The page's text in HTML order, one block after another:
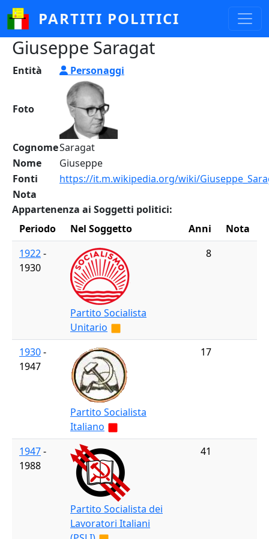
Salta al contenuto principale
PARTITI POLITICI
Giuseppe Saragat
Entità Personaggi
Foto
CognomeSaragat
Nome
Giuseppe
Fonti
https://it.m.wikipedia.org/wiki/
Nota
Appartenenza ai Soggetti politici:
Periodo
Nel Soggetto Anni
Nota
1922-
1930
Partito Socialista
Unitario
8
1930-
1947
Partito Socialista
Italiano
17
1947-
1988
Partito Socialista dei
Lavoratori Italiani
41